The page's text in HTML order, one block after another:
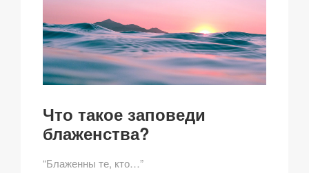
Что такое заповеди
блаженства?
“Блаженны те, кто…”